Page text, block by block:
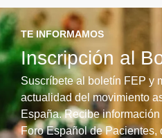
TE INFORMAMOS
Inscripción al
Suscríbete al boletín FEP y
actualidad del movimiento
España. Recibe
Foro Español de Pacientes,